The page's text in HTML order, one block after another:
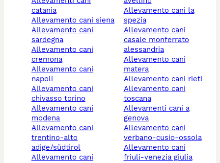
catania
allevamento cani siena
allevamento cani
sardegna
allevamento cani
cremona
allevamento cani
napoli
allevamento cani
chivasso torino
allevamento cani
modena
allevamento cani
trentino-alto
adige/südtirol
allevamento cani
allevamento cani la
spezia
allevamento cani
casale monferrato
alessandria
allevamento cani
matera
allevamento cani rieti
allevamento cani
toscana
allevamenti cani a
genova
allevamento cani
verbano-cusio-ossola
allevamento cani
friuli-venezia giulia